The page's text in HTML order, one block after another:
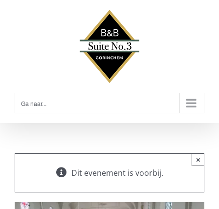
Ga naar...
Dit evenement is voorbij.
×